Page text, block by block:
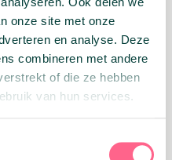
onze site met onze
en analyse. Deze
combineren met andere
of die ze hebben
van hun services.
je maandlasten
Aan het
je de gehele
volledig
voor het bedrag
op de einddatum
te verkopen.